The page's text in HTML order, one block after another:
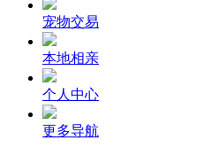
宠物交易
本地相亲
个人中心
更多导航